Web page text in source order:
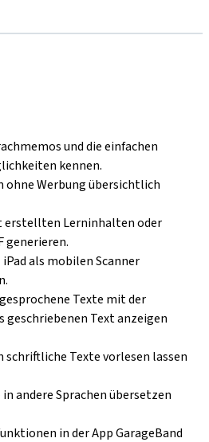
und die einfachen
kennen.
ohne Werbung übersichtlich
erstellten Lerninhalten oder
generieren.
als mobilen Scanner
Texte mit der
Text anzeigen
schriftliche Texte vorlesen lassen
andere Sprachen übersetzen
in der App GarageBand